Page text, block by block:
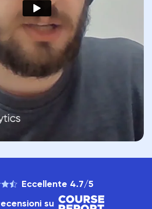
Eccellente 4.7/5
su